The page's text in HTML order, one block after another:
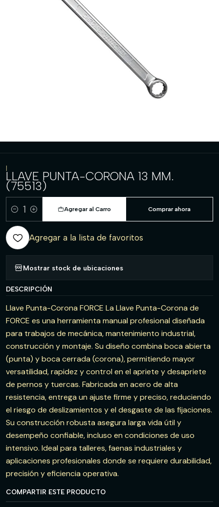
|
LLAVE PUNTA-CORONA 13 MM.
(75513)
Cantidad
Agregar al Carro Comprar ahora
Agregar a la lista de favoritos
Mostrar stock de ubicaciones
DESCRIPCIÓN
Llave Punta-Corona FORCE La Llave Punta-Corona de
FORCE es una herramienta manual profesional diseñada
para trabajos de mecánica, mantenimiento industrial,
construcción y montaje. Su diseño combina boca abierta
(punta) y boca cerrada (corona), permitiendo mayor
versatilidad, rapidez y control en el apriete y desapriete
de pernos y tuercas. Fabricada en acero de alta
resistencia, entrega un ajuste firme y preciso, reduciendo
el riesgo de deslizamientos y el desgaste de las fijaciones.
Su construcción robusta asegura larga vida útil y
desempeño confiable, incluso en condiciones de uso
intensivo. Ideal para talleres, faenas industriales y
aplicaciones profesionales donde se requiere durabilidad,
precisión y eficiencia operativa.
COMPARTIR ESTE PRODUCTO